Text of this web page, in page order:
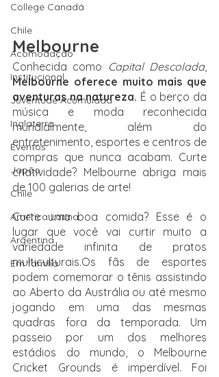
College Canadá
Chile
Acomodação
Institucional
Juventude Acumulada
Inglaterra
Eventos
Japão
Chile
América Latina
Argentina
Em família
Melbourne
Conhecida como Capital Descolada
Melbourne oferece muito mais que
aventuras na natureza. É o berço da
música e moda reconhecida
mundialmente, além do
entretenimento, esportes e centros de
compras que nunca acabam. Curte
criatividade? Melbourne abriga mais
de 100 galerias de arte!
Curte uma boa comida? Esse é o
lugar que você vai curtir muito a
variedade infinita de pratos
multiculturais.Os fãs de esportes
podem comemorar o tênis assistindo
ao Aberto da Austrália ou até mesmo
jogando em uma das mesmas
quadras fora da temporada. Um
passeio por um dos melhores
estádios do mundo, o Melbourne
Cricket Grounds é imperdível. Foi